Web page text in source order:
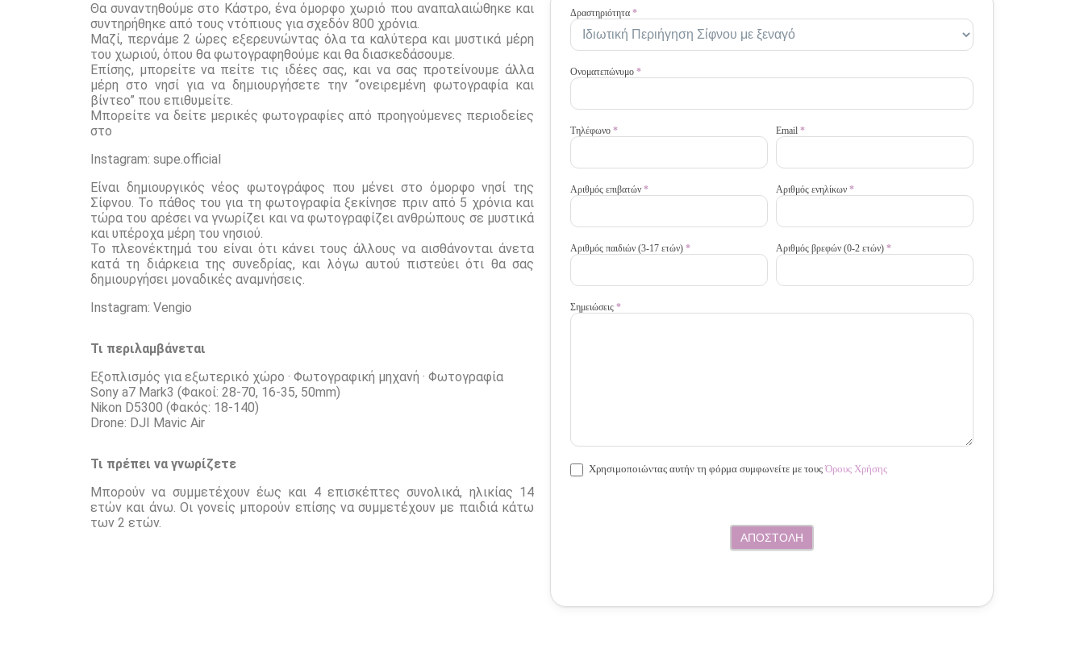
Θα συναντηθούμε στο Κάστρο, ένα όμορφο χωριό που αναπαλαιώθηκε και
συντηρήθηκε από τους ντόπιους για σχεδόν 800 χρόνια.
Μαζί, περνάμε 2 ώρες εξερευνώντας όλα τα καλύτερα και μυστικά μέρη
του χωριού, όπου θα φωτογραφηθούμε και θα διασκεδάσουμε.
Επίσης, μπορείτε να πείτε τις ιδέες σας, και να σας προτείνουμε άλλα
μέρη στο νησί για να δημιουργήσετε την “ονειρεμένη φωτογραφία και
βίντεο” που επιθυμείτε.
Μπορείτε να δείτε μερικές φωτογραφίες από προηγούμενες περιοδείες
στο
Instagram: supe.official
Είναι δημιουργικός νέος φωτογράφος που μένει στο όμορφο νησί της
Σίφνου. Το πάθος του για τη φωτογραφία ξεκίνησε πριν από 5 χρόνια και
τώρα του αρέσει να γνωρίζει και να φωτογραφίζει ανθρώπους σε μυστικά
και υπέροχα μέρη του νησιού.
Το πλεονέκτημά του είναι ότι κάνει τους άλλους να αισθάνονται άνετα
κατά τη διάρκεια της συνεδρίας, και λόγω αυτού πιστεύει ότι θα σας
δημιουργήσει μοναδικές αναμνήσεις.
Instagram: Vengio
Τι περιλαμβάνεται
Εξοπλισμός για εξωτερικό χώρο · Φωτογραφική μηχανή · Φωτογραφία
Sony a7 Mark3 (Φακοί: 28-70, 16-35, 50mm)
Nikon D5300 (Φακός: 18-140)
Drone: DJI Mavic Air
Τι πρέπει να γνωρίζετε
Μπορούν να συμμετέχουν έως και 4 επισκέπτες συνολικά, ηλικίας 14
ετών και άνω. Οι γονείς μπορούν επίσης να συμμετέχουν με παιδιά κάτω
των 2 ετών.
Activities
GR
Δραστηριότητα *
Ονοματεπώνυμο *
Τηλέφωνο * Email *
Αριθμός επιβατών * Αριθμός ενηλίκων *
Αριθμός παιδιών (3-17 ετών) * Αριθμός βρεφών (0-2 ετών) *
Σημειώσεις *
Χρησιμοποιώντας αυτήν τη φόρμα συμφωνείτε με τουςΌρους Χρήσης
ΑΠΟΣΤΟΛΗ